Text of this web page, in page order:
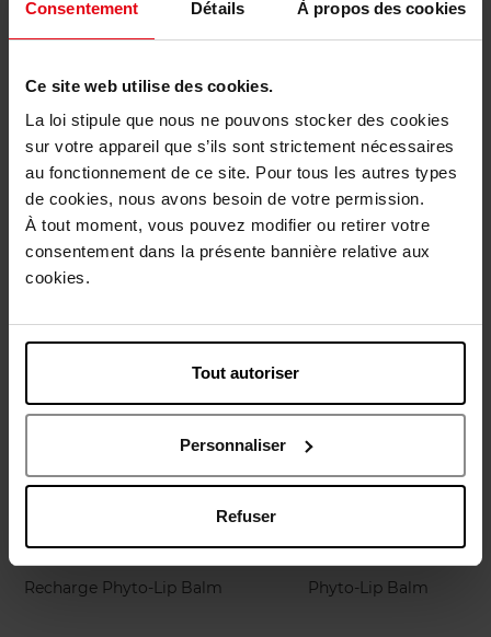
Consentement Détails À propos des cookies
Ce site web utilise des cookies.
La loi stipule que nous ne pouvons stocker des cookies
sur votre appareil que s’ils sont strictement nécessaires
au fonctionnement de ce site. Pour tous les autres types
de cookies, nous avons besoin de votre permission.
À tout moment, vous pouvez modifier ou retirer votre
consentement dans la présente bannière relative aux
cookies.
Tout autoriser
Personnaliser
Refuser
ROUGE BUNNY ROUGE
OIL IN STICK
39,50 €
SISLEY
Recharge Phyto-Lip Balm
SISLEY
Phyto-Lip Balm